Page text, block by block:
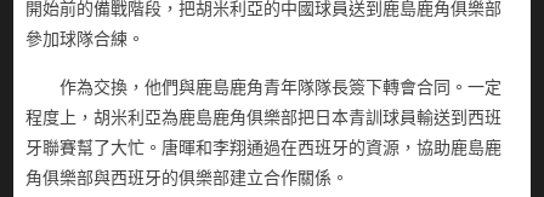
開始前的備戰階段，把胡米利亞的中國球員送到鹿島鹿角俱樂部
參加球隊合練。
作為交換，他們與鹿島鹿角青年隊隊長簽下轉會合同。一定
程度上，胡米利亞為鹿島鹿角俱樂部把日本青訓球員輸送到西班
牙聯賽幫了大忙。唐暉和李翔通過在西班牙的資源，協助鹿島鹿
角俱樂部與西班牙的俱樂部建立合作關係。